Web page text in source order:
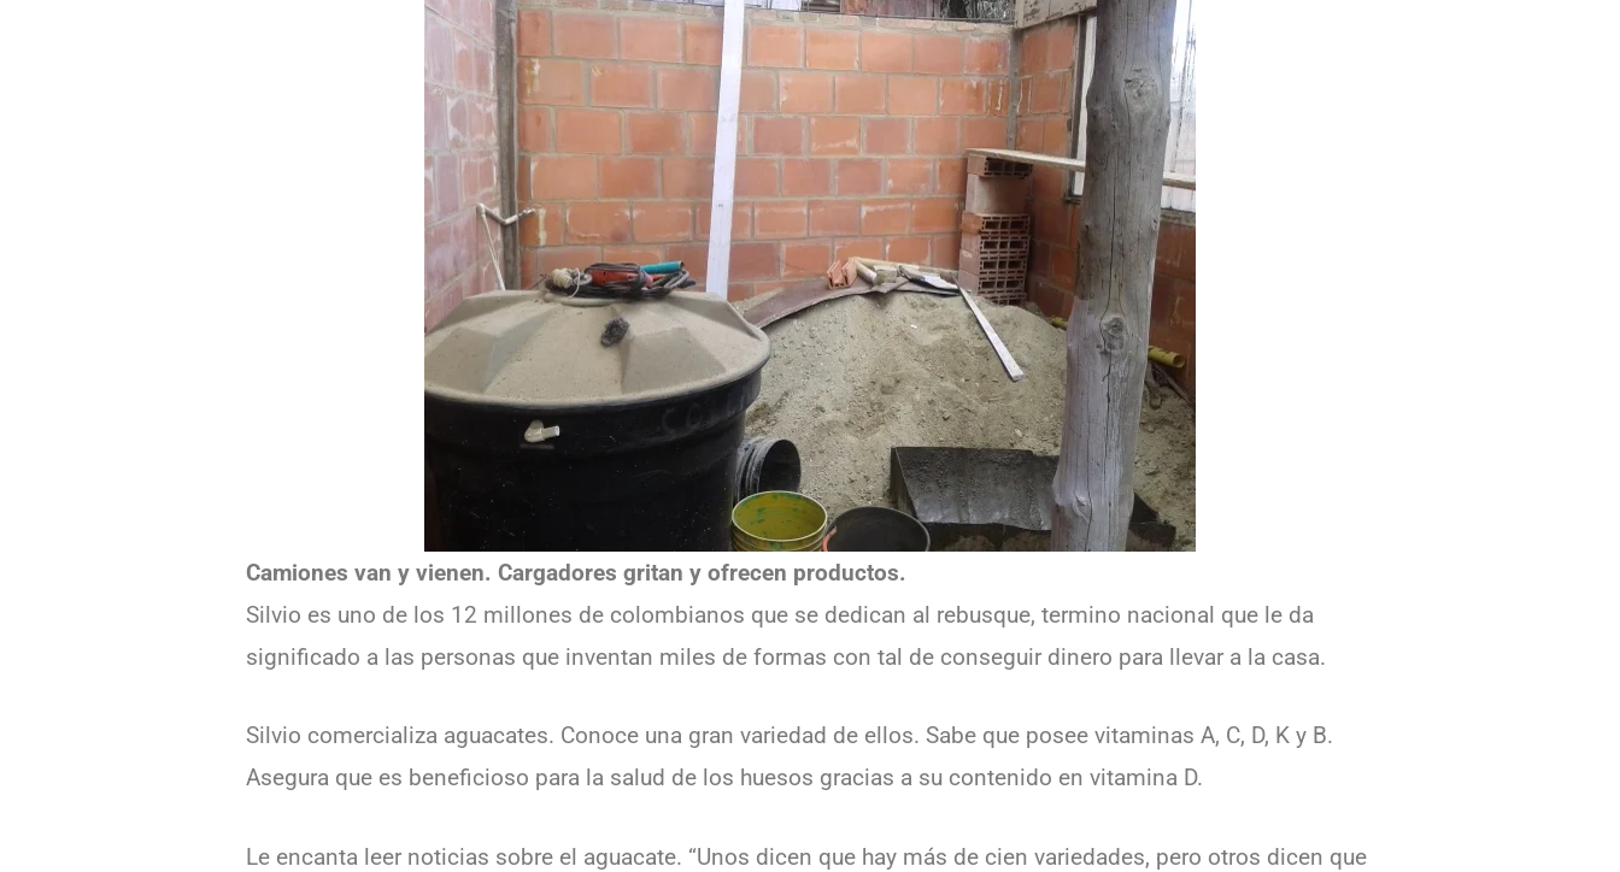
Camiones van y vienen. Cargadores gritan y ofrecen productos.
Silvio es uno de los 12 millones de colombianos que se dedican al rebusque, termino nacional que le da
significado a las personas que inventan miles de formas con tal de conseguir dinero para llevar a la casa.
Silvio comercializa aguacates. Conoce una gran variedad de ellos. Sabe que posee vitaminas A, C, D, K y B.
Asegura que es beneficioso para la salud de los huesos gracias a su contenido en vitamina D.
Le encanta leer noticias sobre el aguacate. “Unos dicen que hay más de cien variedades, pero otros dicen que